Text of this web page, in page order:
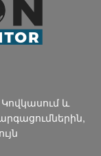
Կովկասում և